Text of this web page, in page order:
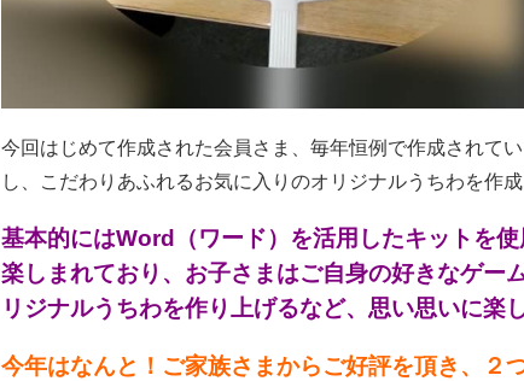
今回はじめて作成された会員さま、毎年恒例で作成されて
し、こだわりあふれるお気に入りのオリジナルうちわを作
基本的にはWord（ワード）を活用したキットを
楽しまれており、お子さまはご自身の好きなゲー
リジナルうちわを作り上げるなど、思い思いに
今年はなんと！ご家族さまからご好評を頂き、